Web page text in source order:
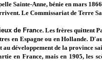
Sainte-Anne, bénie en mars
Le Commissariat de Terre
de France. Les frères quittent
en Espagne ou en Hollande.
développement de la province
en France, mais en 1905, les